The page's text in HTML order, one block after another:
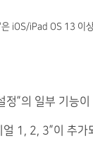
iOS/iPad OS 13 이
정”의 일부 기능
얼 1, 2, 3”이 추가